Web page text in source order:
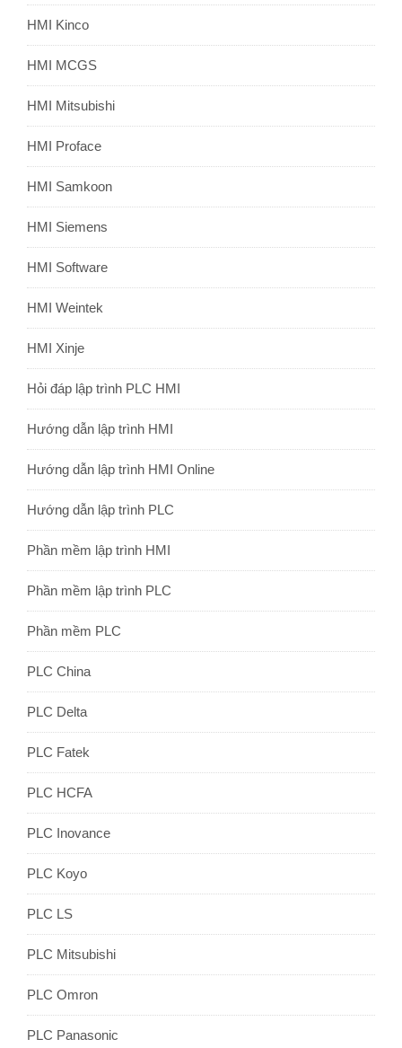
HMI Kinco
HMI MCGS
HMI Mitsubishi
HMI Proface
HMI Samkoon
HMI Siemens
HMI Software
HMI Weintek
HMI Xinje
Hỏi đáp lập trình PLC HMI
Hướng dẫn lập trình HMI
Hướng dẫn lập trình HMI Online
Hướng dẫn lập trình PLC
Phần mềm lập trình HMI
Phần mềm lập trình PLC
Phần mềm PLC
PLC China
PLC Delta
PLC Fatek
PLC HCFA
PLC Inovance
PLC Koyo
PLC LS
PLC Mitsubishi
PLC Omron
PLC Panasonic